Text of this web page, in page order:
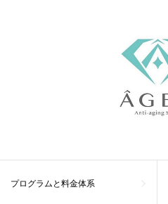
プログラムと料金体系